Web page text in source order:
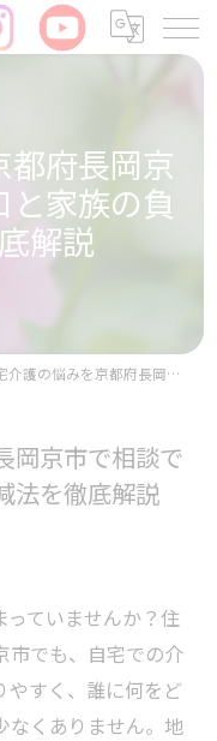
府長岡京
家族の負
解説
悩みを京都府長岡京市で相談できる窓口と家族の負担軽減法を徹底解説
岡京市で相談で
法を徹底解説
っていませんか？住
市でも、自宅での介
やすく、誰に何をど
なくありません。地